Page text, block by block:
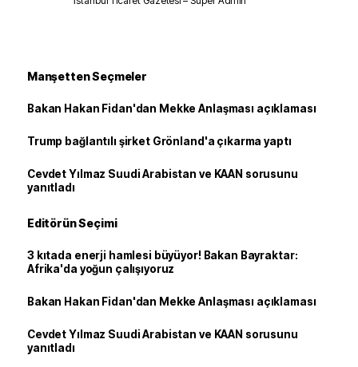
Manşetten Seçmeler
Bakan Hakan Fidan'dan Mekke Anlaşması açıklaması
Trump bağlantılı şirket Grönland'a çıkarma yaptı
Cevdet Yılmaz Suudi Arabistan ve KAAN sorusunu
yanıtladı
Editörün Seçimi
3 kıtada enerji hamlesi büyüyor! Bakan Bayraktar:
Afrika'da yoğun çalışıyoruz
Bakan Hakan Fidan'dan Mekke Anlaşması açıklaması
Cevdet Yılmaz Suudi Arabistan ve KAAN sorusunu
yanıtladı